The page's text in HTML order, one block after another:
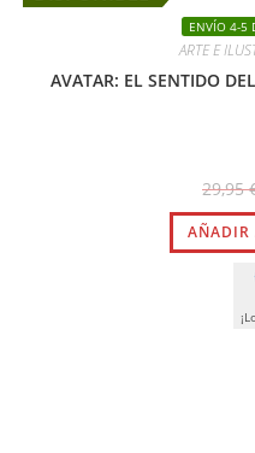
ENVÍO 4-5
ARTE E
AVATAR: EL SENTIDO
29,95
AÑADIR